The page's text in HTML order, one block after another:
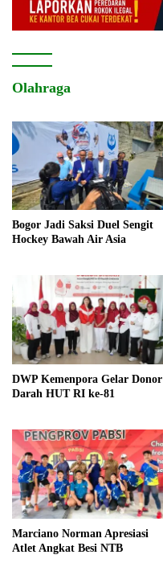
Olahraga
Bogor Jadi Saksi Duel Sengit
Hockey Bawah Air Asia
DWP Kemenpora Gelar Donor
Darah HUT RI ke-81
Marciano Norman Apresiasi
Atlet Angkat Besi NTB